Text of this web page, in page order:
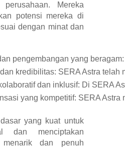
Mereka
potensi mereka di
dengan minat dan
pengembangan yang
kredibilitas: SERA Astra
dan inklusif: Di SERA
yang kompetitif: SERA
yang kuat untuk
dan menciptakan
dan penuh